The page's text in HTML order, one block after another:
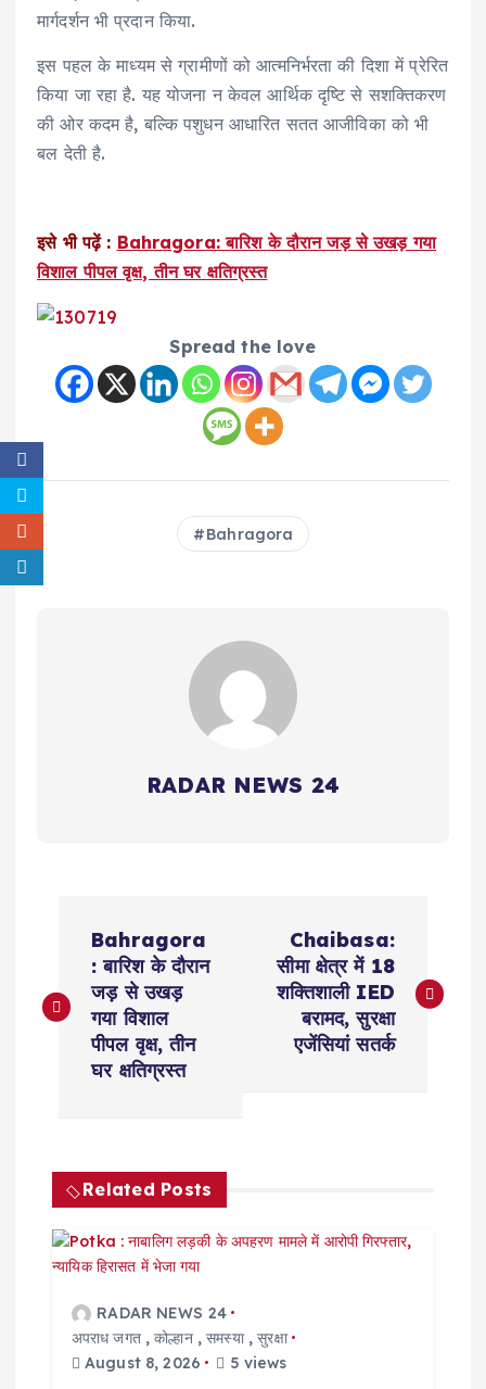
मार्गदर्शन भी प्रदान किया.
इस पहल के माध्यम से ग्रामीणों को आत्मनिर्भरता की दिशा में प्रेरित
किया जा रहा है. यह योजना न केवल आर्थिक दृष्टि से सशक्तिकरण
की ओर कदम है, बल्कि पशुधन आधारित सतत आजीविका को भी
बल देती है.
इसे भी पढ़ें : Bahragora: बारिश के दौरान जड़ से उखड़ गया
विशाल पीपल वृक्ष, तीन घर क्षतिग्रस्त
Spread the love
Bahragora
RADAR NEWS 24
s
a
v
Bahragora
: बारिश के दौरान
जड़ से उखड़
गया विशाल
पीपल वृक्ष, तीन
घर क्षतिग्रस्त
Chaibasa:
सीमा क्षेत्र में 18
शक्तिशाली IED
बरामद, सुरक्षा
एजेंसियां सतर्क
Related Posts
RADAR NEWS 24
अपराध जगत,कोल्हान,समस्या,सुरक्षा
August 8, 2026
5 views